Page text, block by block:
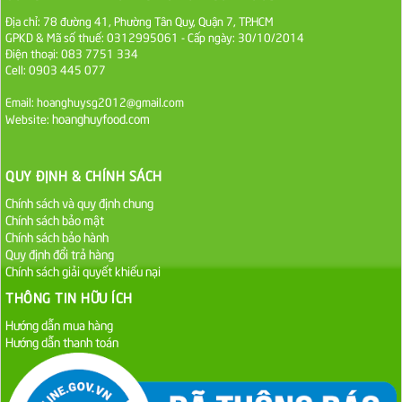
Sa Tế Tôm Cholimex PET Hũ 450g
Ớt Sa Tế Cholimex Hũ Thuỷ Tinh 150g
Nước tương cholimex 4,9L
Dầu Ăn Minh Huê 25kg
Địa chỉ: 78 đường 41, Phường Tân Quy, Quận 7, TP.HCM
GPKD & Mã số thuế: 0312995061 - Cấp ngày: 30/10/2014
Điện thoại: 083 7751 334
Cell: 0903 445 077
Email: hoanghuysg2012@gmail.com
Website: hoanghuyfood.com
QUY ĐỊNH & CHÍNH SÁCH
Chính sách và quy định chung
Chính sách bảo mật
Chính sách bảo hành
Quy định đổi trả hàng
Chính sách giải quyết khiếu nại
THÔNG TIN HỮU ÍCH
Hướng dẫn mua hàng
Hướng dẫn thanh toán